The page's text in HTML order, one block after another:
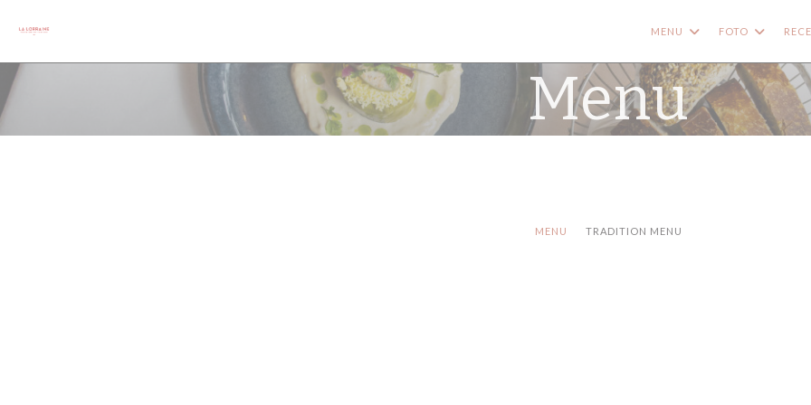
MENU FOTO
Menu
MENU TRADITION MENU